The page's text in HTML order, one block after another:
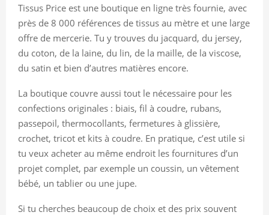
Tissus Price est une boutique en ligne très fournie, avec
près de 8 000 références de tissus au mètre et une large
offre de mercerie. Tu y trouves du jacquard, du jersey,
du coton, de la laine, du lin, de la maille, de la viscose,
du satin et bien d’autres matières encore.
La boutique couvre aussi tout le nécessaire pour les
confections originales : biais, fil à coudre, rubans,
passepoil, thermocollants, fermetures à glissière,
crochet, tricot et kits à coudre. En pratique, c’est utile si
tu veux acheter au même endroit les fournitures d’un
projet complet, par exemple un coussin, un vêtement
bébé, un tablier ou une jupe.
Si tu cherches beaucoup de choix et des prix souvent